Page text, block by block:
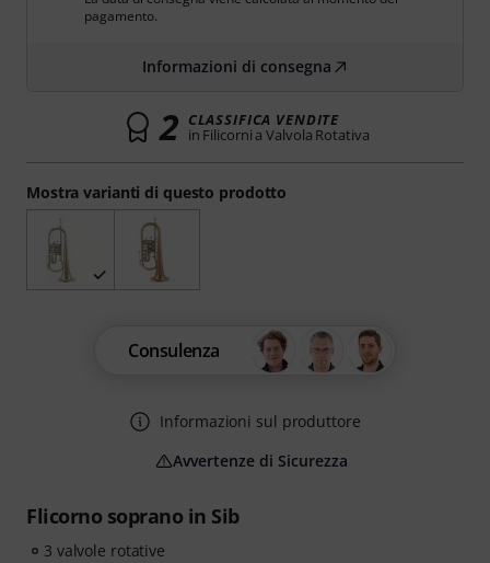
Flicorno soprano in Sib
3 valvole rotative
Mostra varianti di questo prodotto
pagamento.
Informazioni di consegna
2 CLASSIFICA VENDITE
in Filicorni a Valvola Rotativa
Consulenza
Informazioni sul produttore
Avvertenze di Sicurezza